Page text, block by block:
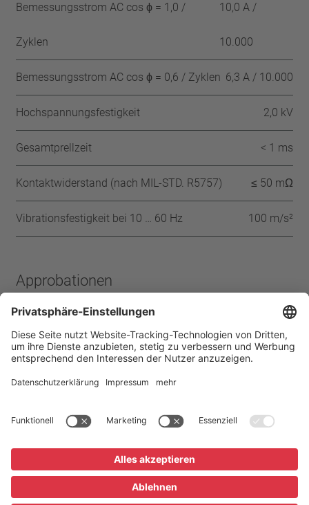
Bemessungsstrom AC cos ϕ = 1,0 /
Zyklen
10,0 A /
10.000
Bemessungsstrom AC cos ϕ = 0,6 / Zyklen 6,3 A / 10.000
Hochspannungsfestigkeit 2,0 kV
Gesamtprellzeit < 1 ms
Kontaktwiderstand (nach MIL-STD. R5757) ≤ 50 mΩ
Vibrationsfestigkeit bei 10 … 60 Hz 100 m/s²
Approbationen
IEC ENEC VDE UL
Startseite Produkte
Schutz-Temperatur-
Impressum Datenschutz
AGB
Privatsphäre-Einstellungen
Lexikon / FAQ